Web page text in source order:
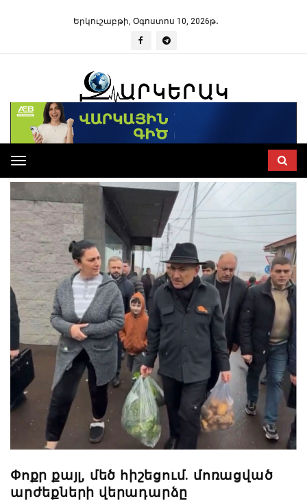
Երկուշաբթի, Օգոստոս 10, 2026թ․
Toggle
navigation
Փոքր քայլ, մեծ հիշեցում. մոռացված
արժեքների վերադարձը